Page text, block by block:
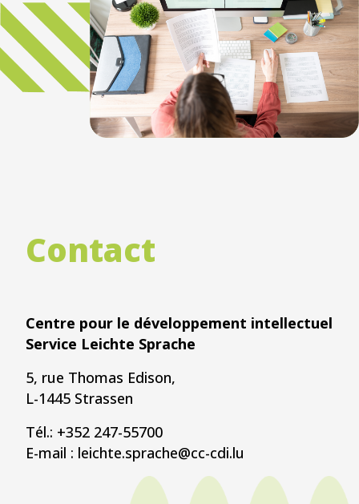
Contact
Centre pour le développement intellectuel
Service Leichte Sprache
5, rue Thomas Edison,
L-1445 Strassen
Tél.: +352 247-55700
E-mail : leichte.sprache@cc-cdi.lu